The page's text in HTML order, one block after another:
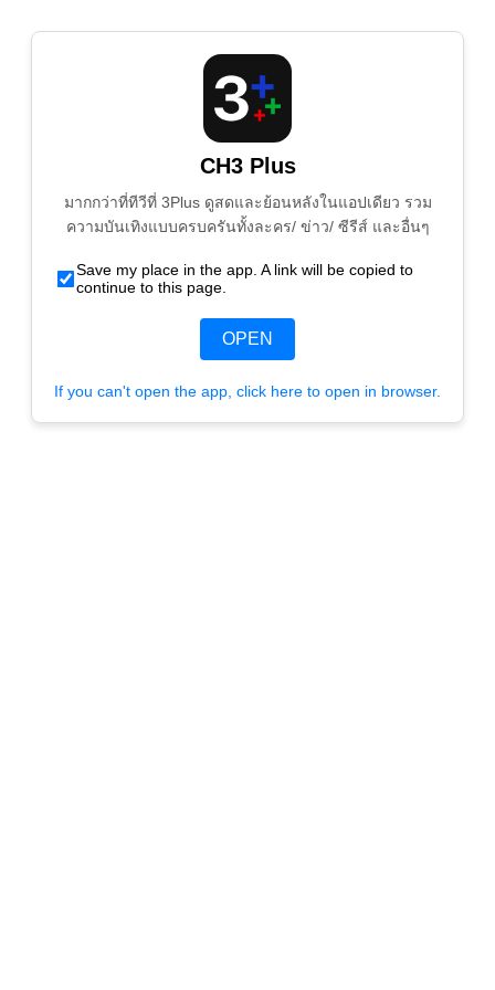
CH3 Plus
มากกว่าที่ทีวีที่ 3Plus ดูสดและย้อนหลังในแอปเดียว รวม
ความบันเทิงแบบครบครันทั้งละคร/ ข่าว/ ซีรีส์ และอื่นๆ
Save my place in the app. A link will be copied to
continue to this page.
OPEN
If you can't open the app, click here to open in browser.